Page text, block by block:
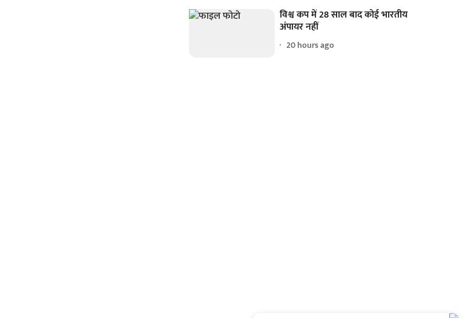
विश्व कप में 28 साल बाद कोई भारतीय
अंपायर नहीं
20 hours ago